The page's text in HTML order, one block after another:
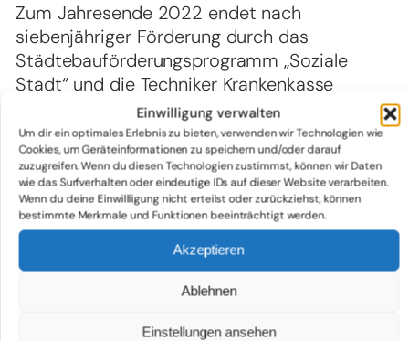
Einwilligung verwalten
Um dir ein optimales Erlebnis zu bieten, verwenden wir Technologien wie
Cookies, um Geräteinformationen zu speichern und/oder darauf
zuzugreifen. Wenn du diesen Technologien zustimmst, können wir Daten
wie das Surfverhalten oder eindeutige IDs auf dieser Website verarbeiten.
Wenn du deine Einwillligung nicht erteilst oder zurückziehst, können
bestimmte Merkmale und Funktionen beeinträchtigt werden.
Akzeptieren
Ablehnen
Einstellungen ansehen
Zum Jahresende 2022 endet nach
siebenjähriger Förderung durch das
Städtebauförderungsprogramm „Soziale
Stadt“ und die Techniker Krankenkasse
bedauerlicherweise das Projekt der
Essbaren
Schule/Vernetzten Ernährungsbildung an der
Caspar-David-Friedrich-Schule.
Am13. Oktober 2022wollen wir diekreative
Arbeit,die tollenErgebnisse und Erkenntnisse
der letzten Jahre bei einer
nstaltung präsentieren
und vielleicht doch noch einen Blick in die
Essbaren Schule
Ausführliche Informationen lesen Sie bitte